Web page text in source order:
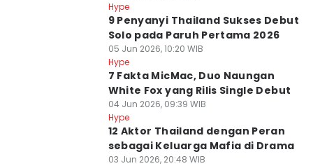
Hype
9 Penyanyi Thailand Sukses Debut
Solo pada Paruh Pertama 2026
05 Jun 2026, 10:20 WIB
Hype
7 Fakta MicMac, Duo Naungan
White Fox yang Rilis Single Debut
04 Jun 2026, 09:39 WIB
Hype
12 Aktor Thailand dengan Peran
sebagai Keluarga Mafia di Drama
03 Jun 2026, 20:48 WIB